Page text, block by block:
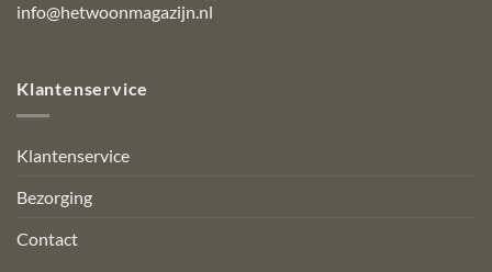
info@hetwoonmagazijn.nl
Klantenservice
Klantenservice
Bezorging
Contact